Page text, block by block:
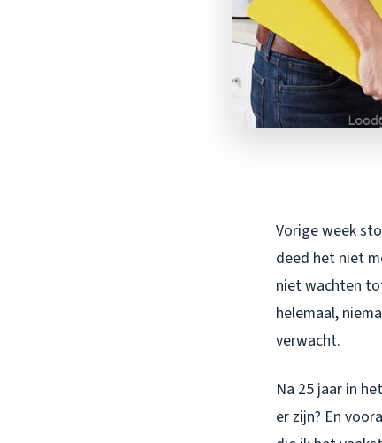
Vorige week
deed het niet
niet wachten
helemaal,
verwacht.
Na 25 jaar in
er zijn? En